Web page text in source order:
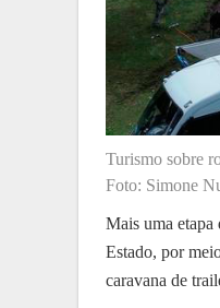
Turismo sobre
Foto: Simone
Mais uma
Estado, por
caravana de